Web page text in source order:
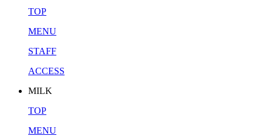
TOP
MENU
STAFF
ACCESS
MILK
TOP
MENU